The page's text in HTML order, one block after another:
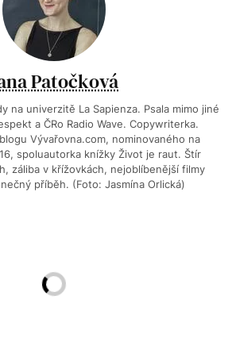
Patočková
na univerzitě La Sapienza. Psala mimo jiné
a ČRo Radio Wave. Copywriterka.
Vývařovna.com, nominovaného na
spoluautorka knížky Život je raut. Štír
záliba v křížovkách, nejoblíbenější filmy
příběh. (Foto: Jasmína Orlická)